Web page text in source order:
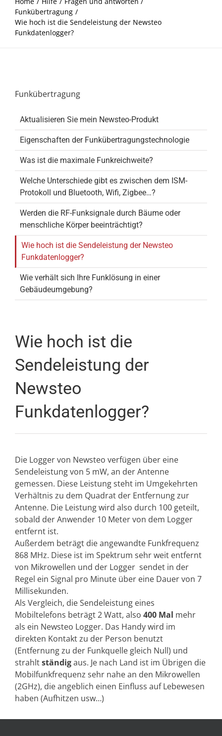
Funkübertragung
Wie hoch ist die Sendeleistung der Newsteo
Funkdatenlogger?
Funkübertragung
Aktualisieren Sie mein Newsteo-Produkt
Eigenschaften der Funkübertragungstechnologie
Was ist die maximale Funkreichweite?
Welche Unterschiede gibt es zwischen dem ISM-
Protokoll und Bluetooth, Wifi, Zigbee…?
Werden die RF-Funksignale durch Bäume oder
menschliche Körper beeinträchtigt?
Wie hoch ist die Sendeleistung der Newsteo
Funkdatenlogger?
Wie verhält sich Ihre Funklösung in einer
Gebäudeumgebung?
Wie hoch ist die
Sendeleistung der
Newsteo
Funkdatenlogger?
Die Logger von Newsteo verfügen über eine
Sendeleistung von 5 mW, an der Antenne
gemessen. Diese Leistung steht im Umgekehrten
Verhältnis zu dem Quadrat der Entfernung zur
Antenne. Die Leistung wird also durch 100 geteilt,
sobald der Anwender 10 Meter von dem Logger
entfernt ist.
Außerdem beträgt die angewandte Funkfrequenz
868 MHz. Diese ist im Spektrum sehr weit entfernt
von Mikrowellen und der Logger sendet in der
Regel ein Signal pro Minute über eine Dauer von 7
Millisekunden.
Als Vergleich, die Sendeleistung eines
Mobiltelefons beträgt 2 Watt, also 400 Mal mehr
als ein Newsteo Logger. Das Handy wird im
direkten Kontakt zu der Person benutzt
(Entfernung zu der Funkquelle gleich Null) und
strahltständigaus. Je nach Land ist im Übrigen die
Mobilfunkfrequenz sehr nahe an den Mikrowellen
(2GHz), die angeblich einen Einfluss auf Lebewesen
haben (Aufhitzen usw…)